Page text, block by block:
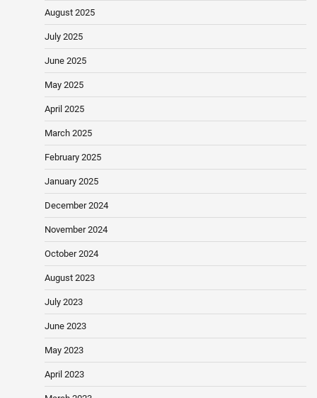
August 2025
July 2025
June 2025
May 2025
April 2025
March 2025
February 2025
January 2025
December 2024
November 2024
October 2024
August 2023
July 2023
June 2023
May 2023
April 2023